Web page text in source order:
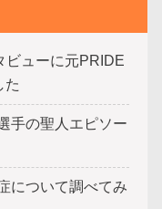
ビューに元PRIDE
た
手の聖人エピソー
について調べてみ